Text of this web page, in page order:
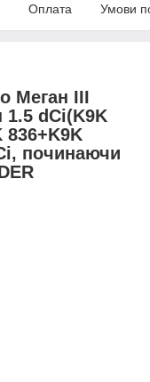
Оплата Умови
Меган III
1.5 dCi(K9K
836+K9K
починаючи